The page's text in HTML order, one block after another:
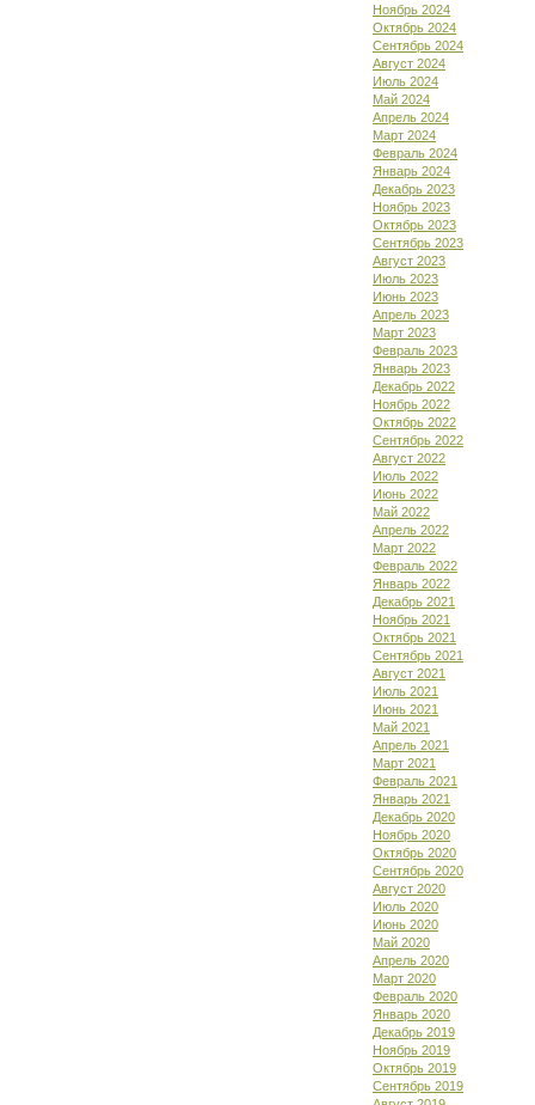
Ноябрь 2024
Октябрь 2024
Сентябрь 2024
Август 2024
Июль 2024
Май 2024
Апрель 2024
Март 2024
Февраль 2024
Январь 2024
Декабрь 2023
Ноябрь 2023
Октябрь 2023
Сентябрь 2023
Август 2023
Июль 2023
Июнь 2023
Апрель 2023
Март 2023
Февраль 2023
Январь 2023
Декабрь 2022
Ноябрь 2022
Октябрь 2022
Сентябрь 2022
Август 2022
Июль 2022
Июнь 2022
Май 2022
Апрель 2022
Март 2022
Февраль 2022
Январь 2022
Декабрь 2021
Ноябрь 2021
Октябрь 2021
Сентябрь 2021
Август 2021
Июль 2021
Июнь 2021
Май 2021
Апрель 2021
Март 2021
Февраль 2021
Январь 2021
Декабрь 2020
Ноябрь 2020
Октябрь 2020
Сентябрь 2020
Август 2020
Июль 2020
Июнь 2020
Май 2020
Апрель 2020
Март 2020
Февраль 2020
Январь 2020
Декабрь 2019
Ноябрь 2019
Октябрь 2019
Сентябрь 2019